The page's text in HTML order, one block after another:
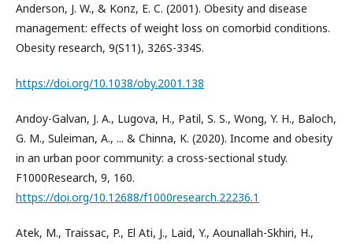
Anderson, J. W., & Konz, E. C. (2001). Obesity and disease
management: effects of weight loss on comorbid conditions.
Obesity research, 9(S11), 326S-334S.
https://doi.org/10.1038/oby.2001.138
Andoy-Galvan, J. A., Lugova, H., Patil, S. S., Wong, Y. H., Baloch,
G. M., Suleiman, A., ... & Chinna, K. (2020). Income and obesity
in an urban poor community: a cross-sectional study.
F1000Research, 9, 160.
https://doi.org/10.12688/f1000research.22236.1
Atek, M., Traissac, P., El Ati, J., Laid, Y., Aounallah-Skhiri, H.,